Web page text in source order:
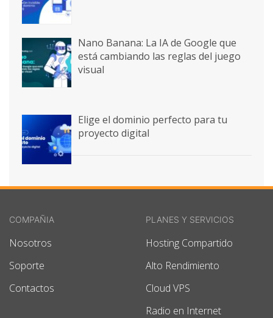
Nano Banana: La IA de Google que
está cambiando las reglas del juego
visual
Elige el dominio perfecto para tu
proyecto digital
COMPAÑIA
Nosotros
Soporte
Contactos
PLANES Y SERVICIOS
Hosting Compartido
Alto Rendimiento
Cloud VPS
Radio en Internet